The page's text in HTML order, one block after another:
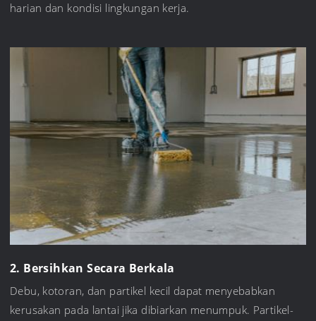
harian dan kondisi lingkungan kerja.
2. Bersihkan Secara Berkala
Debu, kotoran, dan partikel kecil dapat menyebabkan
kerusakan pada lantai jika dibiarkan menumpuk. Partikel-